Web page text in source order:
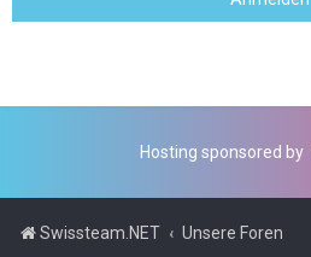
Hosting sponsored by
Swissteam.NET Unsere Foren